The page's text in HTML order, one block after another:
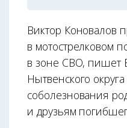
Виктор Коновалов
в мотострелковом
в зоне СВО, пишет
Нытвенского
соболезнования
и друзьям